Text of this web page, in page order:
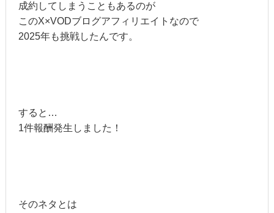
成約してしまうこともあるのが
このX×VODブログアフィリエイトなので
2025年も挑戦したんです。
すると…
1件報酬発生しました！
そのネタとは